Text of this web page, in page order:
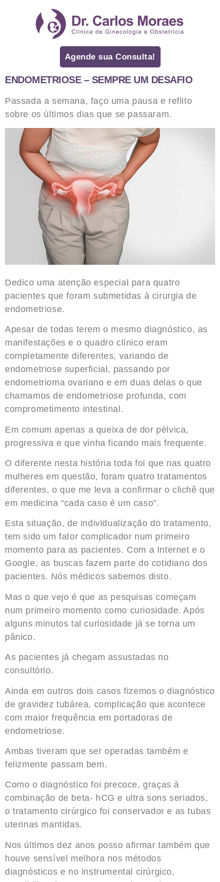
Agende sua Consulta!
ENDOMETRIOSE – SEMPRE UM DESAFIO
Passada a semana, faço uma pausa e reflito
sobre os últimos dias que se passaram.
Dedico uma atenção especial para quatro
pacientes que foram submetidas à cirurgia de
endometriose.
Apesar de todas terem o mesmo diagnóstico, as
manifestações e o quadro clínico eram
completamente diferentes, variando de
endometriose superficial, passando por
endometrioma ovariano e em duas delas o que
chamamos de endometriose profunda, com
comprometimento intestinal.
Em comum apenas a queixa de dor pélvica,
progressiva e que vinha ficando mais frequente.
O diferente nesta história toda foi que nas quatro
mulheres em questão, foram quatro tratamentos
diferentes, o que me leva a confirmar o clichê que
em medicina “cada caso é um caso”.
Esta situação, de individualização do tratamento,
tem sido um fator complicador num primeiro
momento para as pacientes. Com a Internet e o
Google, as buscas fazem parte do cotidiano dos
pacientes. Nós médicos sabemos disto.
Mas o que vejo é que as pesquisas começam
num primeiro momento como curiosidade. Após
alguns minutos tal curiosidade já se torna um
pânico.
As pacientes já chegam assustadas no
consultório.
Ainda em outros dois casos fizemos o diagnóstico
de gravidez tubárea, complicação que acontece
com maior frequência em portadoras de
endometriose.
Ambas tiveram que ser operadas também e
felizmente passam bem.
Como o diagnóstico foi precoce, graças à
combinação de beta- hCG e ultra sons seriados,
o tratamento cirúrgico foi conservador e as tubas
uterinas mantidas.
Nos últimos dez anos posso afirmar também que
houve sensível melhora nos métodos
diagnósticos e no instrumental cirúrgico,